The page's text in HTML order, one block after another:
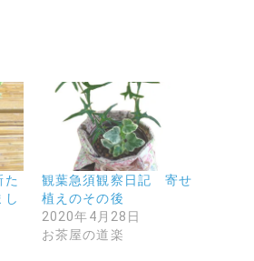
し
観葉急須観察日記 寄せ
植えのその後
2020年4月28日
お茶屋の道楽